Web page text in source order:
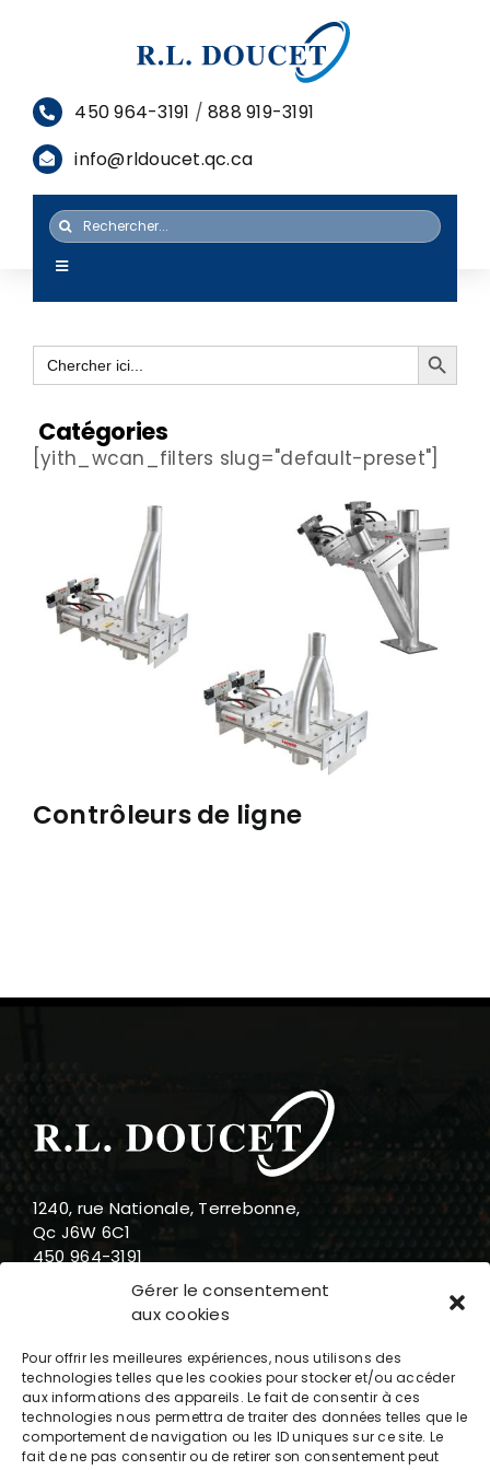
Gérer le consentement
aux cookies
Pour offrir les meilleures expériences, nous utilisons des
technologies telles que les cookies pour stocker et/ou accéder
aux informations des appareils. Le fait de consentir à ces
technologies nous permettra de traiter des données telles que le
comportement de navigation ou les ID uniques sur ce site. Le
fait de ne pas consentir ou de retirer son consentement peut
450 964-3191 /888 919-3191
info@rldoucet.qc.ca
Rechercher:
Toggle
Navigation
SERVICES
RESSOURCES
RÉALISATIONS
CONTACT
Search
for:
Search Button
Catégories
[yith_wcan_filters slug="default-preset"]
Contrôleurs de ligne
1240, rue Nationale, Terrebonne,
Qc J6W 6C1
450 964-3191
888 919-3191
info@rldoucet.qc.ca
Heures d’ouverture